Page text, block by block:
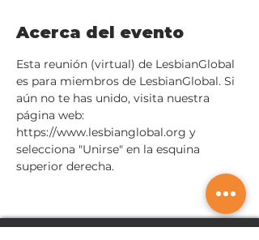
Acerca del evento
Esta reunión (virtual) de LesbianGlobal
es para miembros de LesbianGlobal. Si
aún no te has unido, visita nuestra
página web:
https://www.lesbianglobal.org y
selecciona "Unirse" en la esquina
superior derecha.